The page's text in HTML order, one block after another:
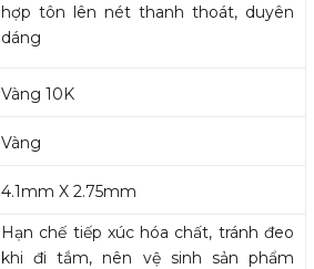
hợp tôn lên nét thanh thoát, duyên
dáng
Vàng 10K
Vàng
4.1mm X 2.75mm
Hạn chế tiếp xúc hóa chất, tránh đeo
khi đi tắm, nên vệ sinh sản phẩm